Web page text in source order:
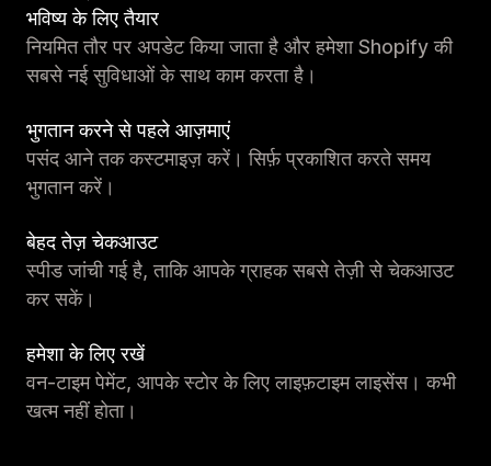
भविष्य के लिए तैयार
नियमित तौर पर अपडेट किया जाता है और हमेशा Shopify की
सबसे नई सुविधाओं के साथ काम करता है।
भुगतान करने से पहले आज़माएं
पसंद आने तक कस्टमाइज़ करें। सिर्फ़ प्रकाशित करते समय
भुगतान करें।
बेहद तेज़ चेकआउट
स्पीड जांची गई है, ताकि आपके ग्राहक सबसे तेज़ी से चेकआउट
कर सकें।
हमेशा के लिए रखें
वन-टाइम पेमेंट, आपके स्टोर के लिए लाइफ़टाइम लाइसेंस। कभी
खत्म नहीं होता।